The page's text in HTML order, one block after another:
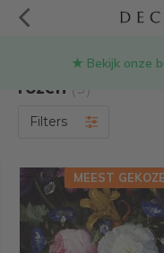
★ Bekijk onze
Producten
rozen (9)
Filters
MEEST